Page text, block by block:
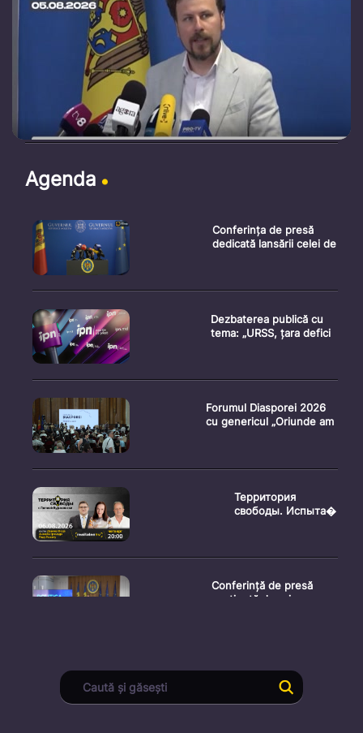
Agenda
Conferința de presă
dedicată lansării celei de
Dezbaterea publică cu
tema: „URSS, țara defici
Forumul Diasporei 2026
cu genericul „Oriunde am
Территория
свободы. Испыта�
Conferință de presă
susținută de prim-
Ședința Consiliului
Superior al Procurorilor
din